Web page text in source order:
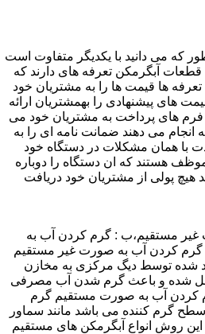
که می دانید با یکدیگر متفاوت است
قطعات آبگرمکن تعرفه های دارند که
ها قیمت ها را به مشتریان خود
های پیشنهادی را بهمشتریان ارائه
فرم های پرداخت به مشتریان خود می
انجام می دهند ضمانت نامه ای را به
با همان مشکلات در دستگاه خود
هستند که ان دستگاه را دوباره
هیچ پولی از مشتریان خود دریافت
مستقیم،ب : گرم کردن آب به
کردن آب به صورت غیر مستقیم
شده توسط دیگ مرکزی به مخازن
شده و باعث گرم شدن آب مصرفی
کردن آب به صورت مستقیم گرم
گرم کننده می باشد مانند سماور
این روش انواع آبگرمکن های مستقیم